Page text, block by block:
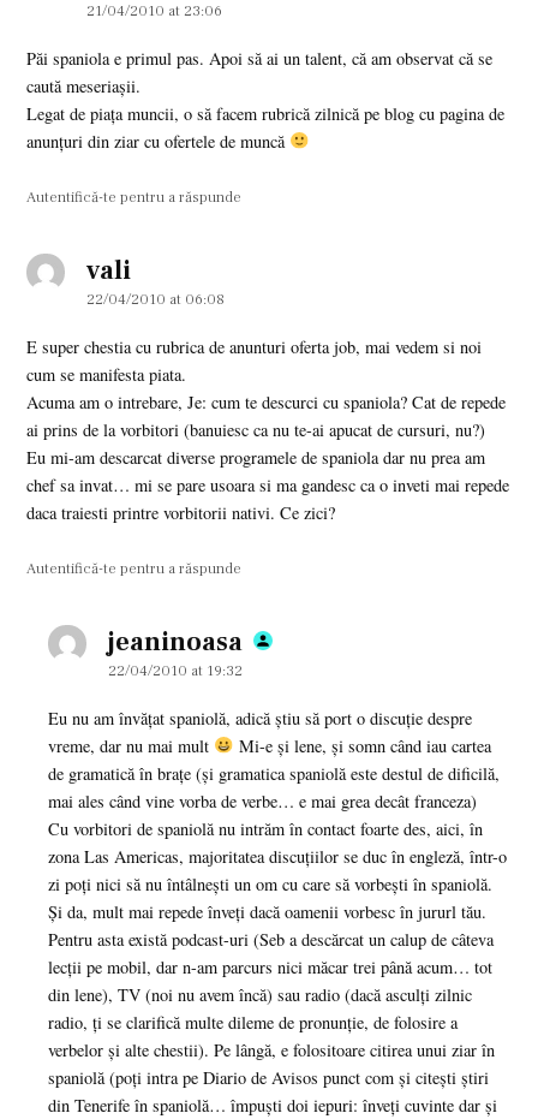
21/04/2010 at 23:06
Păi spaniola e primul pas. Apoi să ai un talent, că am observat că se
caută meseriaşii.
Legat de piaţa muncii, o să facem rubrică zilnică pe blog cu pagina de
anunţuri din ziar cu ofertele de muncă
Autentifică-te pentru a răspunde
valisays:
22/04/2010 at 06:08
E super chestia cu rubrica de anunturi oferta job, mai vedem si noi
cum se manifesta piata.
Acuma am o intrebare, Je: cum te descurci cu spaniola? Cat de repede
ai prins de la vorbitori (banuiesc ca nu te-ai apucat de cursuri, nu?)
Eu mi-am descarcat diverse programele de spaniola dar nu prea am
chef sa invat… mi se pare usoara si ma gandesc ca o inveti mai repede
daca traiesti printre vorbitorii nativi. Ce zici?
Autentifică-te pentru a răspunde
jeaninoasa says:
22/04/2010 at 19:32
Eu nu am învăţat spaniolă, adică ştiu să port o discuţie despre
vreme, dar nu mai mult
Mi-e şi lene, şi somn când iau cartea
de gramatică în braţe (şi gramatica spaniolă este destul de dificilă,
mai ales când vine vorba de verbe… e mai grea decât franceza)
Cu vorbitori de spaniolă nu intrăm în contact foarte des, aici, în
zona Las Americas, majoritatea discuţiilor se duc în engleză, într-o
zi poţi nici să nu întâlneşti un om cu care să vorbeşti în spaniolă.
Şi da, mult mai repede înveţi dacă oamenii vorbesc în jururl tău.
Pentru asta există podcast-uri (Seb a descărcat un calup de câteva
lecţii pe mobil, dar n-am parcurs nici măcar trei până acum… tot
din lene), TV (noi nu avem încă) sau radio (dacă asculţi zilnic
radio, ţi se clarifică multe dileme de pronunţie, de folosire a
verbelor şi alte chestii). Pe lângă, e folositoare citirea unui ziar în
spaniolă (poţi intra pe Diario de Avisos punct com şi citeşti ştiri
din Tenerife în spaniolă… împuşti doi iepuri: înveţi cuvinte dar şi